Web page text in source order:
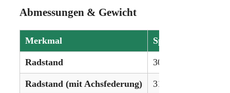
Abmessungen & Gewicht
Merkmal Spezifikation
Radstand 308 cm (121,3 Zoll)
Radstand (mit Achsfederung) 310 cm (122,3 Zoll)